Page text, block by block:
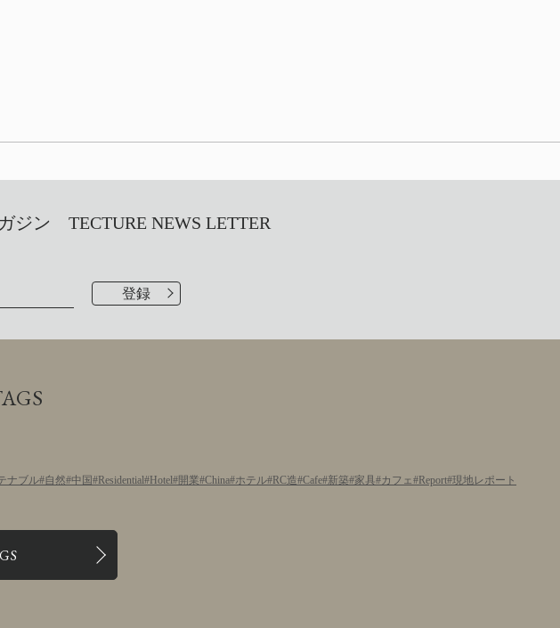
ジン TECTURE NEWS LETTER
ナブル 自然 中国 Residential Hotel 開業 China ホテル RC造 Cafe 新築 家具 カフェ Report 現地レポート